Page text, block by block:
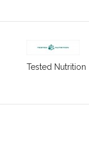
Tested Nutrition